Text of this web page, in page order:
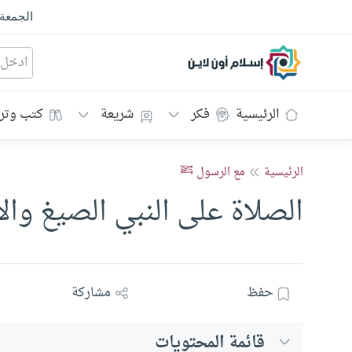
إسلام أون لاين
الرئيسية فكر شريعة كتب
الرئيسية مع الرسول ﷺ
الصلاة على النبي الصيغ
حفظ مشاركة
قائمة المحتويات